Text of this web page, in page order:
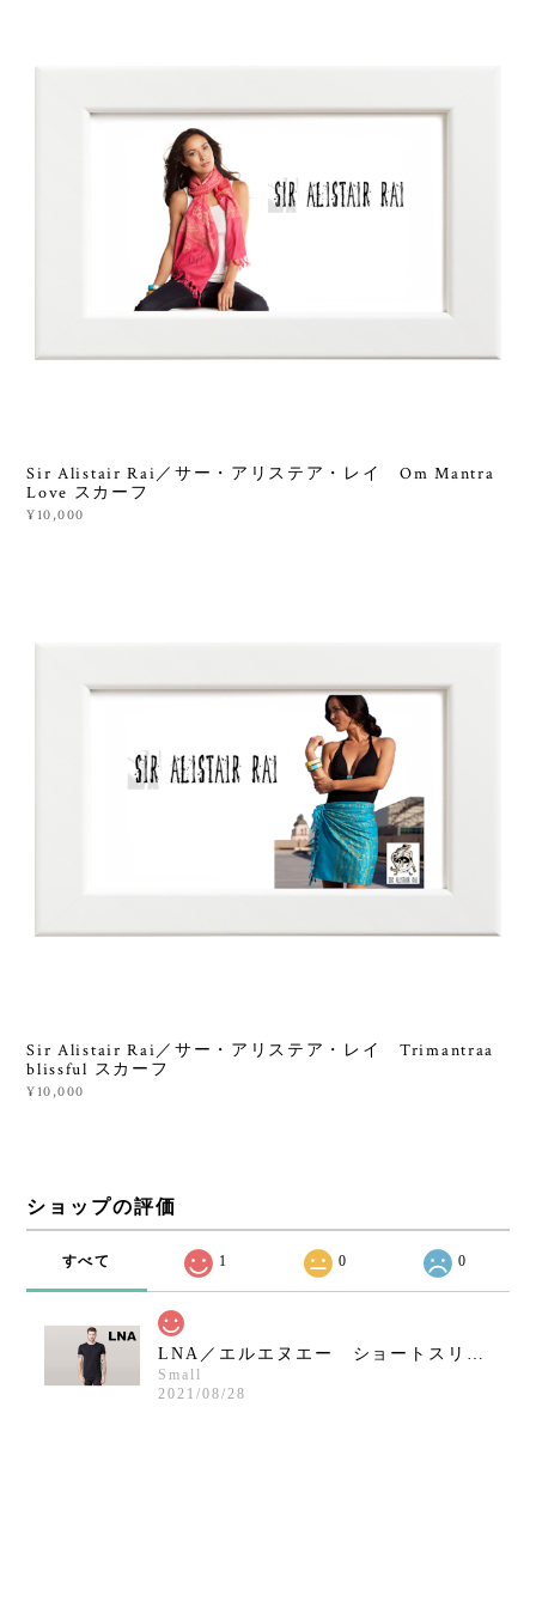
Sir Alistair Rai／サー・アリステア・レイ Om Mantra
Love スカーフ
¥10,000
Sir Alistair Rai／サー・アリステア・レイ Trimantraa
blissful スカーフ
¥10,000
ショップの評価
すべて 1 0 0
LNA／エルエヌエー ショートスリーブクルーネックシャツ／ブラック
Small
2021/08/28